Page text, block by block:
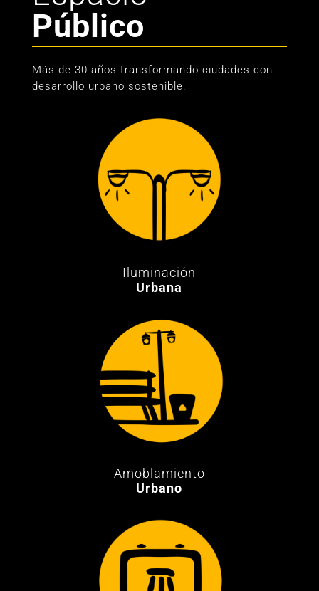
Público
Más de 30 años transformando ciudades con
desarrollo urbano sostenible.
Iluminación
Urbana
Amoblamiento
Urbano